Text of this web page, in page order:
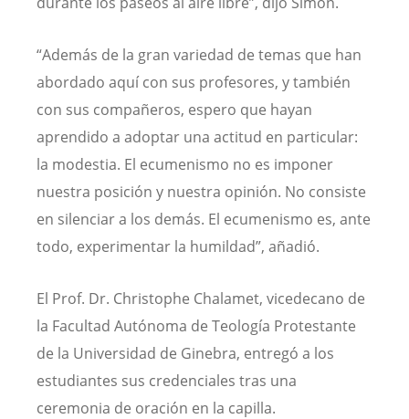
“Además de la gran variedad de temas que han
abordado aquí con sus profesores, y también
con sus compañeros, espero que hayan
aprendido a adoptar una actitud en particular:
la modestia. El ecumenismo no es imponer
nuestra posición y nuestra opinión. No consiste
en silenciar a los demás. El ecumenismo es, ante
todo, experimentar la humildad”, añadió.
El Prof. Dr. Christophe Chalamet, vicedecano de
la Facultad Autónoma de Teología Protestante
de la Universidad de Ginebra, entregó a los
estudiantes sus credenciales tras una
ceremonia de oración en la capilla.